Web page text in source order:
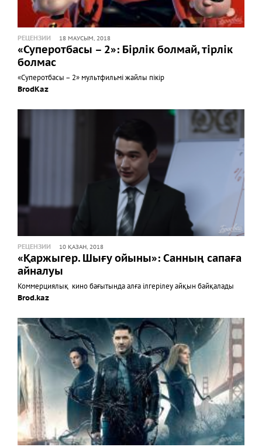
РЕЦЕНЗИИ 18 МАУСЫМ, 2018
«Суперотбасы – 2»: Бірлік болмай, тірлік
болмас
«Суперотбасы – 2» мультфильмі жайлы пікір
BrodKaz
РЕЦЕНЗИИ 10 ҚАЗАН, 2018
«Қаржыгер. Шығу ойыны»: Санның сапаға
айналуы
Коммерциялық кино бағытында алға ілгерілеу айқын байқалады
Brod.kaz